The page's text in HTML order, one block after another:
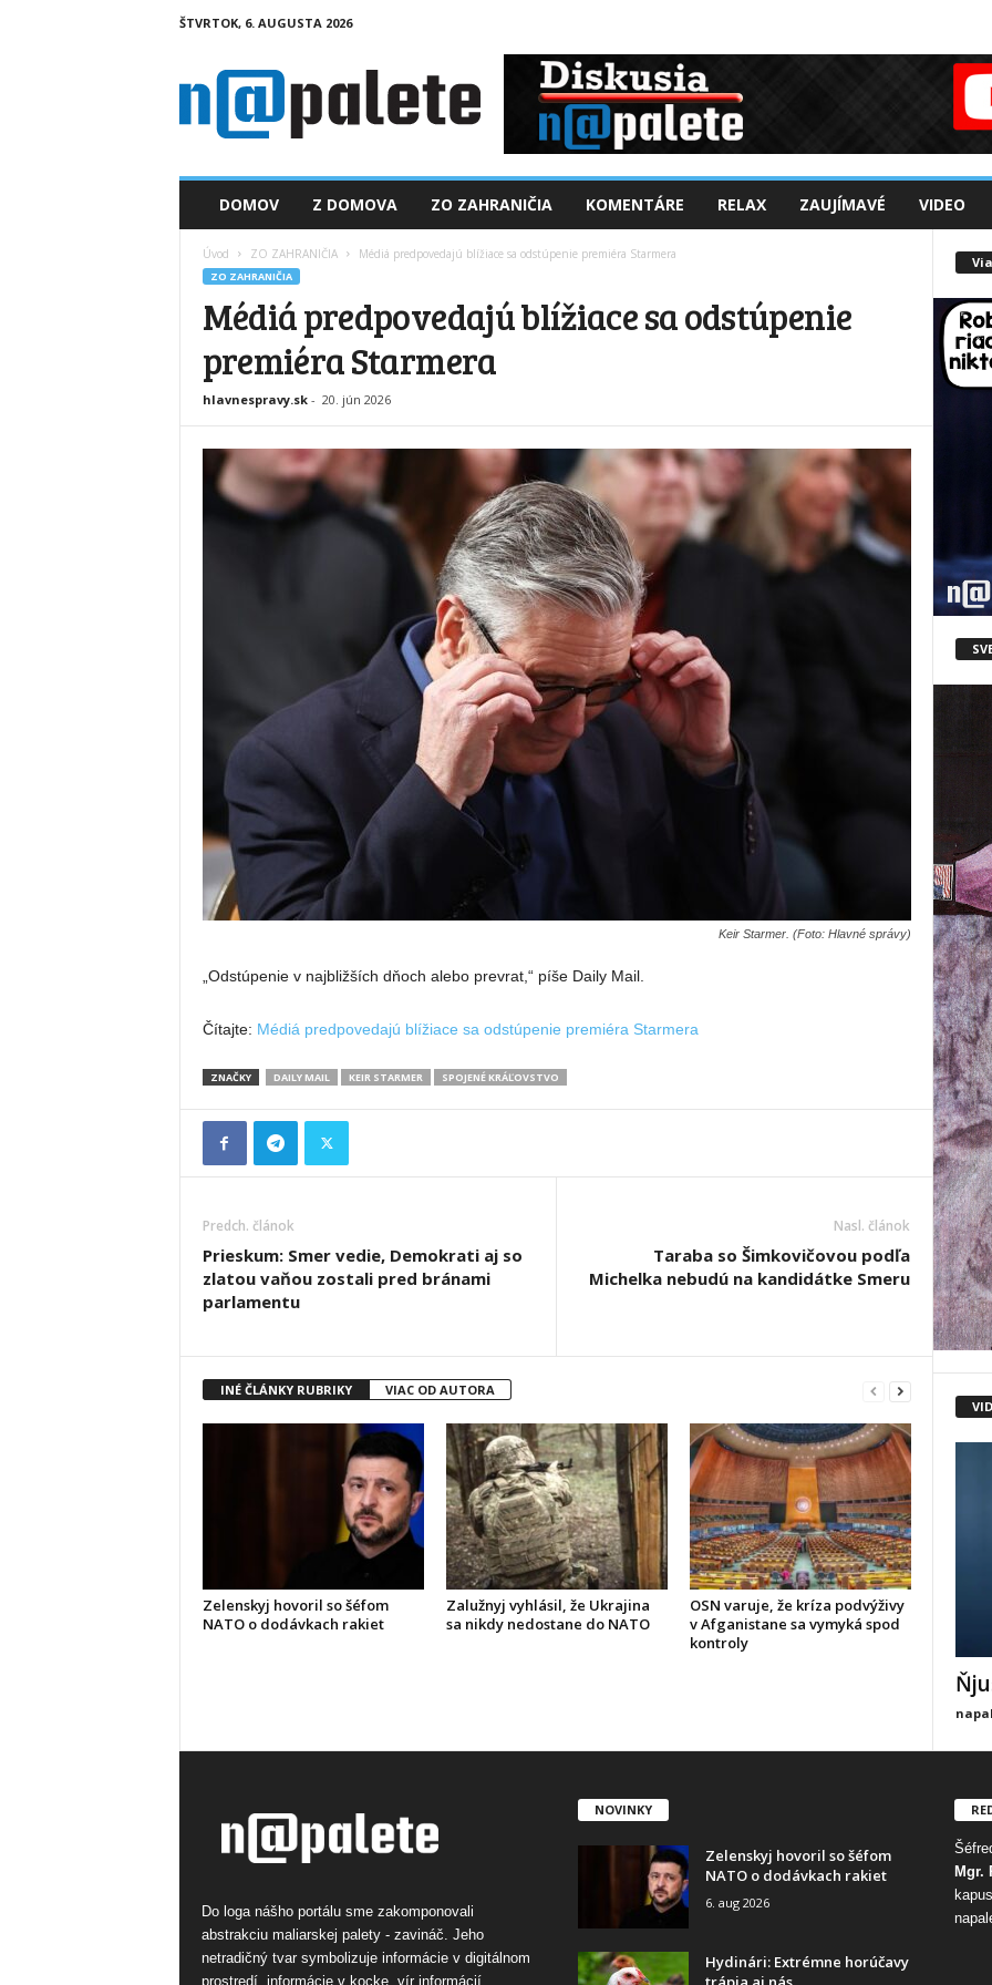
ŠTVRTOK, 6. AUGUSTA 2026
a
DOMOV Z DOMOVA ZO ZAHRANIČIA KOMENTÁRE RELAX ZAUJÍMAVÉ VIDEO
Úvod ZO ZAHRANIČIA Médiá predpovedajú blížiace sa odstúpenie premiéra Starmera
ZO ZAHRANIČIA
Médiá predpovedajú blížiace sa odstúpenie
premiéra Starmera
hlavnespravy.sk- 20. jún 2026
Keir Starmer. (Foto: Hlavné správy)
„Odstúpenie v najbližších dňoch alebo prevrat,“ píše Daily Mail.
Čítajte: Médiá predpovedajú blížiace sa odstúpenie premiéra Starmera
ZNAČKY DAILY MAIL KEIR STARMER SPOJENÉ KRÁĽOVSTVO
Predch. článok
Prieskum: Smer vedie, Demokrati aj so
zlatou vaňou zostali pred bránami
parlamentu
Nasl. článok
Taraba so Šimkovičovou podľa
Michelka nebudú na kandidátke Smeru
INÉ ČLÁNKY RUBRIKY VIAC OD AUTORA
Zelenskyj hovoril so šéfom
NATO o dodávkach rakiet
Zalužnyj vyhlásil, že Ukrajina
sa nikdy nedostane do NATO
OSN varuje, že kríza podvýživy
v Afganistane sa vymyká spod
kontroly
Do loga nášho portálu sme zakomponovali
abstrakciu maliarskej palety - zavináč. Jeho
netradičný tvar symbolizuje informácie v digitálnom
prostredí, informácie v kocke, vír informácií.
NOVINKY
Zelenskyj hovoril so šéfom
NATO o dodávkach rakiet
6. aug 2026
Hydinári: Extrémne horúčavy
Mgr.